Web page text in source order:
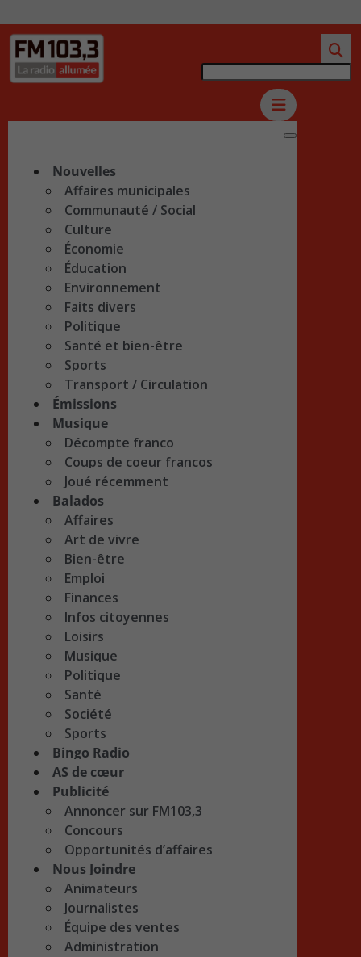
Nouvelles
Affaires municipales
Communauté / Social
Culture
Économie
Éducation
Environnement
Faits divers
Politique
Santé et bien-être
Sports
Transport / Circulation
Émissions
Musique
Décompte franco
Coups de coeur francos
Joué récemment
Balados
Affaires
Art de vivre
Bien-être
Emploi
Finances
Infos citoyennes
Loisirs
Musique
Politique
Santé
Société
Sports
Bingo Radio
AS de cœur
Publicité
Annoncer sur FM103,3
Concours
Opportunités d’affaires
Nous Joindre
Animateurs
Journalistes
Équipe des ventes
Administration